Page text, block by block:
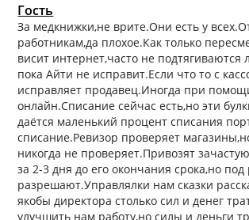
Гость
За медкнижки,не врите.Они есть у
работникам,да плохое.Как только
висит интернет,часто не
пока Айти не исправит.Если что то с
исправляет продавец.Иногда при
онлайн.Списание сейчас есть,но эти
даётся маленький процент списания
списание.Ревизор проверяет
никогда не проверяет.Привозят
за 2-3 дня до его окончания срока,но
разрешают.Управлялки нам сказки
якобы директора столько сил и денег
улучшить нам работу,но силы и деньги